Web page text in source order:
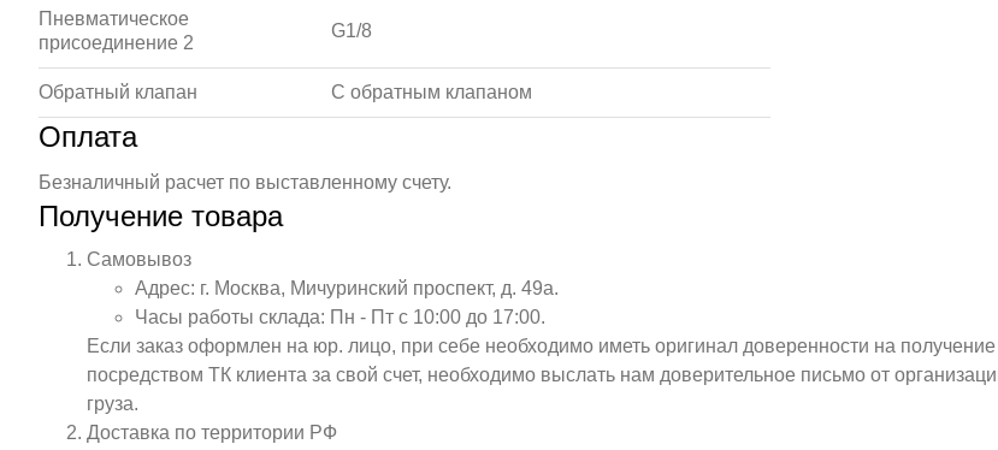
Пневматическое
присоединение 2
G1/8
Обратный клапан С обратным клапаном
Оплата
Безналичный расчет по выставленному счету.
Получение товара
Самовывоз
Адрес: г. Москва, Мичуринский проспект, д. 49а.
Часы работы склада: Пн - Пт с 10:00 до 17:00.
Если заказ оформлен на юр. лицо, при себе необходимо иметь оригинал доверенности на
посредством ТК клиента за свой счет, необходимо выслать нам доверительное письмо от
груза.
Доставка по территории РФ